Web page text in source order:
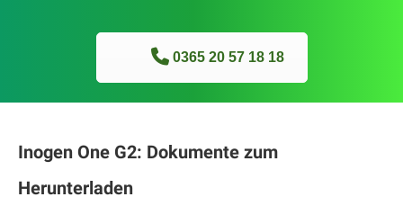
0365 20 57 18 18
Inogen One G2: Dokumente zum
Herunterladen